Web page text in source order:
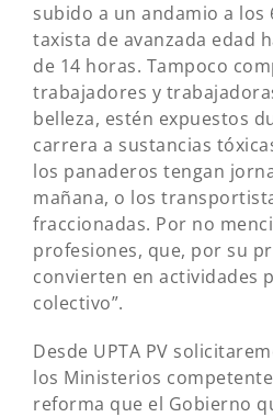
subido a un andamio a los
taxista de avanzada edad
de 14 horas. Tampoco
trabajadores y
belleza, estén expuestos
carrera a sustancias
los panaderos tengan
mañana, o los
fraccionadas. Por no
profesiones, que, por su
convierten en actividades
colectivo”.
Desde UPTA PV
los Ministerios
reforma que el Gobierno